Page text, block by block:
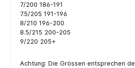
7/200 186-191
7.5/205 191-196
8/210 196-200
8.5/215 200-205
9/220 205+
Achtung: Die Grössen entsprechen